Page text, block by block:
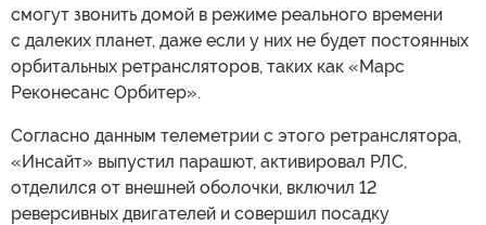
смогут звонить домой в режиме реального времени
с далеких планет, даже если у них не будет постоянных
орбитальных ретрансляторов, таких как «Марс
Реконесанс Орбитер».
Согласно данным телеметрии с этого ретранслятора,
«Инсайт» выпустил парашют, активировал РЛС,
отделился от внешней оболочки, включил 12
реверсивных двигателей и совершил посадку